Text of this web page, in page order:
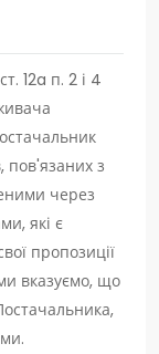
12a п. 2 і 4
пов'язаних з
через
які є
пропозиції
вказуємо, що